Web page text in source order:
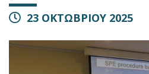
23 ΟΚΤΩΒΡΙΟΥ 2025